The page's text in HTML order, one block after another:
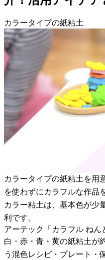
カラータイプの紙粘土
カラータイプの紙粘土を用
を使わずにカラフルな作品
カラー粘土は、基本色が少
利です。
アーテック「カラフル ねん
白・赤・青・黄の紙粘土が
う混色レシピ・プレート・